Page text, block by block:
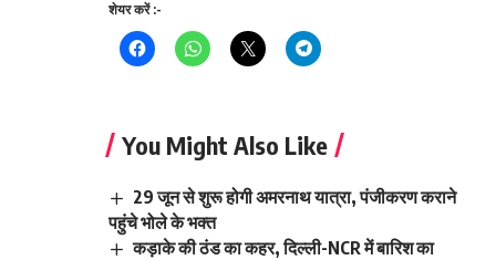
शेयर करें :-
You Might Also Like
29 जून से शुरू होगी अमरनाथ यात्रा, पंजीकरण कराने
पहुंचे भोले के भक्त
कड़ाके की ठंड का कहर, दिल्ली-NCR में बारिश का